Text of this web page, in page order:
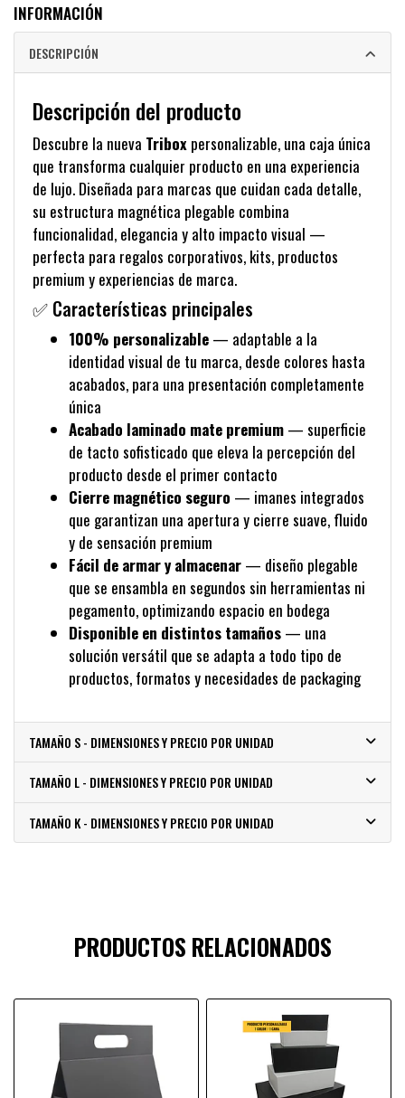
INFORMACIÓN
DESCRIPCIÓN
Descripción del producto
Descubre la nueva Tribox personalizable, una caja única
que transforma cualquier producto en una experiencia
de lujo. Diseñada para marcas que cuidan cada detalle,
su estructura magnética plegable combina
funcionalidad, elegancia y alto impacto visual —
perfecta para regalos corporativos, kits, productos
premium y experiencias de marca.
✅ Características principales
100% personalizable — adaptable a la
identidad visual de tu marca, desde colores hasta
acabados, para una presentación completamente
única
Acabado laminado mate premium — superficie
de tacto sofisticado que eleva la percepción del
producto desde el primer contacto
Cierre magnético seguro — imanes integrados
que garantizan una apertura y cierre suave, fluido
y de sensación premium
Fácil de armar y almacenar — diseño plegable
que se ensambla en segundos sin herramientas ni
pegamento, optimizando espacio en bodega
Disponible en distintos tamaños — una
solución versátil que se adapta a todo tipo de
productos, formatos y necesidades de packaging
TAMAÑO S - DIMENSIONES Y PRECIO POR UNIDAD
TAMAÑO L - DIMENSIONES Y PRECIO POR UNIDAD
TAMAÑO K - DIMENSIONES Y PRECIO POR UNIDAD
PRODUCTOS RELACIONADOS